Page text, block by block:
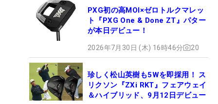
PXG初の高MOI×ゼロトルクマレッ
ト『PXG One & Done ZT』パター
が本日デビュー！
2026年7月30日 (木) 16時46分 20
珍しく松山英樹も5Wを即採用！ ス
リクソン『ZXi RKT』フェアウェイ
＆ハイブリッド、9月12日デビュー